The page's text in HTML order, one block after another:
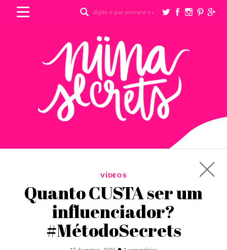
VÍDEOS
Quanto CUSTA ser um
influenciador?
#MétodoSecrets